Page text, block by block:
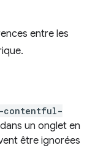
entre les
un onglet en
être ignorées